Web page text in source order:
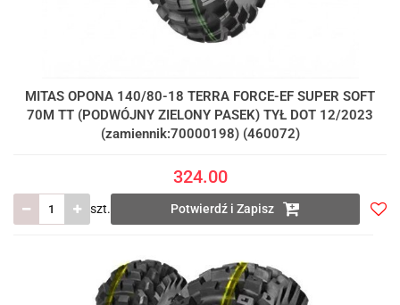
MITAS OPONA 140/80-18 TERRA FORCE-EF SUPER SOFT
70M TT (PODWÓJNY ZIELONY PASEK) TYŁ DOT 12/2023
(zamiennik:70000198) (460072)
324.00
szt. Potwierdź i Zapisz